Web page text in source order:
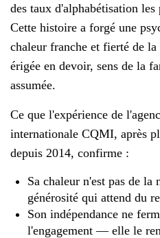
des taux d'alphabétisation
Cette histoire a forgé une
chaleur franche et fierté de
érigée en devoir, sens de la
assumée.
Ce que l'expérience de
internationale CQMI, après
depuis 2014, confirme :
Sa chaleur n'est pas de
générosité qui attend du
Son indépendance ne
l'engagement — elle le